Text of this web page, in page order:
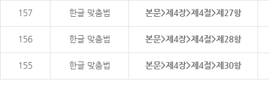
157 한글 맞춤법 본문>제4장>제4절>제27항
156 한글 맞춤법 본문>제4장>제4절>제28항
155 한글 맞춤법 본문>제4장>제4절>제30항